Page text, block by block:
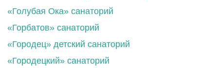
«Голубая Ока» санаторий
«Горбатов» санаторий
«Городец» детский санаторий
«Городецкий» санаторий